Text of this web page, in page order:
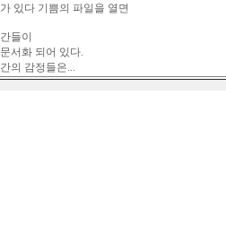
있다 기쁨의 파일을 열면
들이
서화 되어 있다.
의 감정들은...